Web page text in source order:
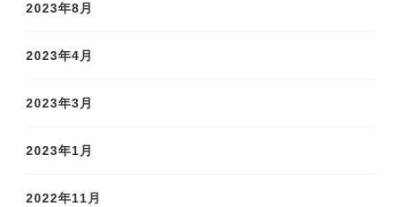
2023年8月
2023年4月
2023年3月
2023年1月
2022年11月